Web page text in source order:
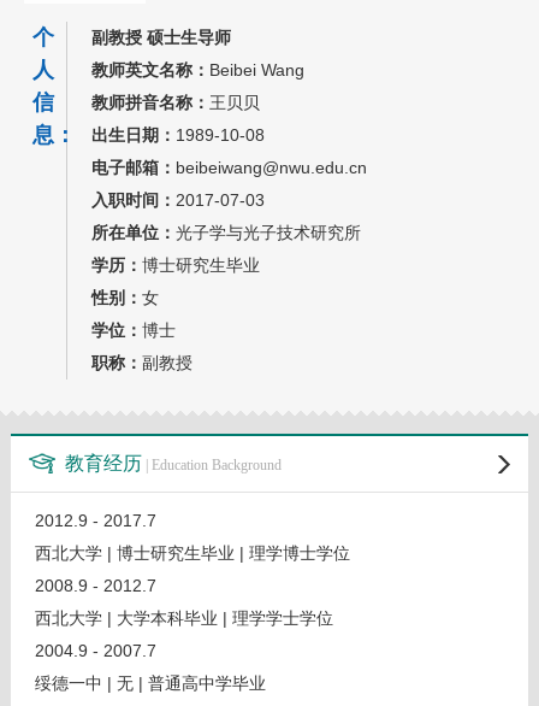
学生信息
我的相册
教师博客
个
人
信
息：
副教授 硕士生导师
教师英文名称： Beibei Wang
教师拼音名称： 王贝贝
出生日期： 1989-10-08
电子邮箱： beibeiwang@nwu.edu.cn
入职时间： 2017-07-03
所在单位： 光子学与光子技术研究所
学历： 博士研究生毕业
性别： 女
学位： 博士
职称： 副教授
教育经历 | Education Background
2012.9 - 2017.7
西北大学 | 博士研究生毕业 | 理学博士学位
2008.9 - 2012.7
西北大学 | 大学本科毕业 | 理学学士学位
2004.9 - 2007.7
绥德一中 | 无 | 普通高中学毕业